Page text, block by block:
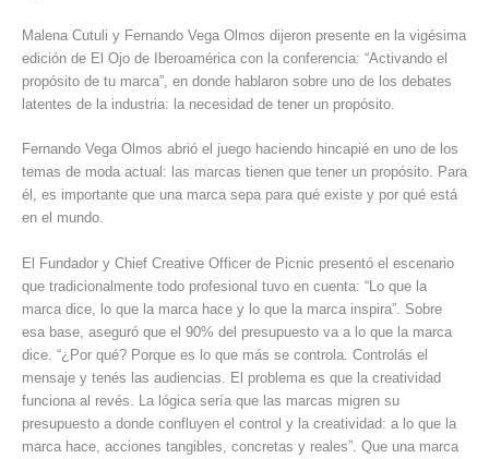
Malena Cutuli y Fernando Vega Olmos dijeron presente en la vigésima
edición de El Ojo de Iberoamérica con la conferencia: “Activando el
propósito de tu marca”, en donde hablaron sobre uno de los debates
latentes de la industria: la necesidad de tener un propósito.
Fernando Vega Olmos abrió el juego haciendo hincapié en uno de los
temas de moda actual: las marcas tienen que tener un propósito. Para
él, es importante que una marca sepa para qué existe y por qué está
en el mundo.
El Fundador y Chief Creative Officer de Picnic presentó el escenario
que tradicionalmente todo profesional tuvo en cuenta: “Lo que la
marca dice, lo que la marca hace y lo que la marca inspira”. Sobre
esa base, aseguró que el 90% del presupuesto va a lo que la marca
dice. “¿Por qué? Porque es lo que más se controla. Controlás el
mensaje y tenés las audiencias. El problema es que la creatividad
funciona al revés. La lógica sería que las marcas migren su
presupuesto a donde confluyen el control y la creatividad: a lo que la
marca hace, acciones tangibles, concretas y reales”. Que una marca